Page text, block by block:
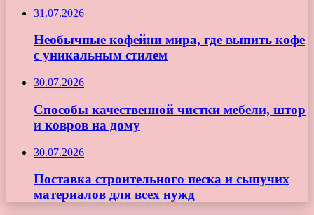
31.07.2026
Необычные кофейни мира, где выпить кофе
с уникальным стилем
30.07.2026
Способы качественной чистки мебели, штор
и ковров на дому
30.07.2026
Поставка строительного песка и сыпучих
материалов для всех нужд